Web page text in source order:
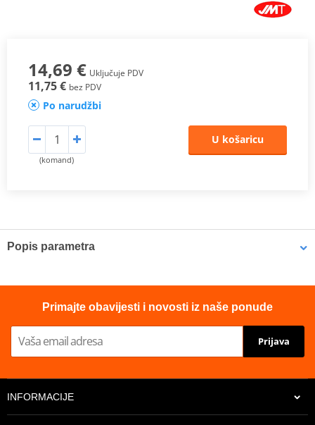
14,69 € Uključuje PDV
11,75 € bez PDV
Po narudžbi
(komand)
U košaricu
Popis parametra
Primajte obavijesti i novosti iz naše ponude
Prijava
INFORMACIJE